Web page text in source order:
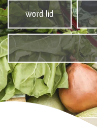
word lid